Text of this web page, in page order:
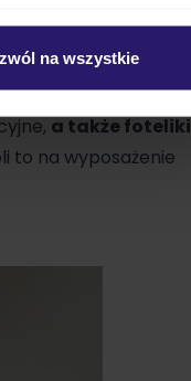
na wszystkie
produkty
, a takżefoteliki
to na wyposażenie